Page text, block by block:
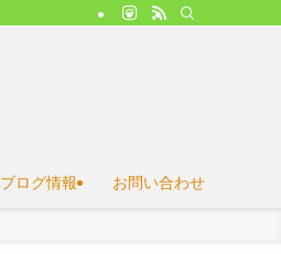
ブログ情報 お問い合わせ